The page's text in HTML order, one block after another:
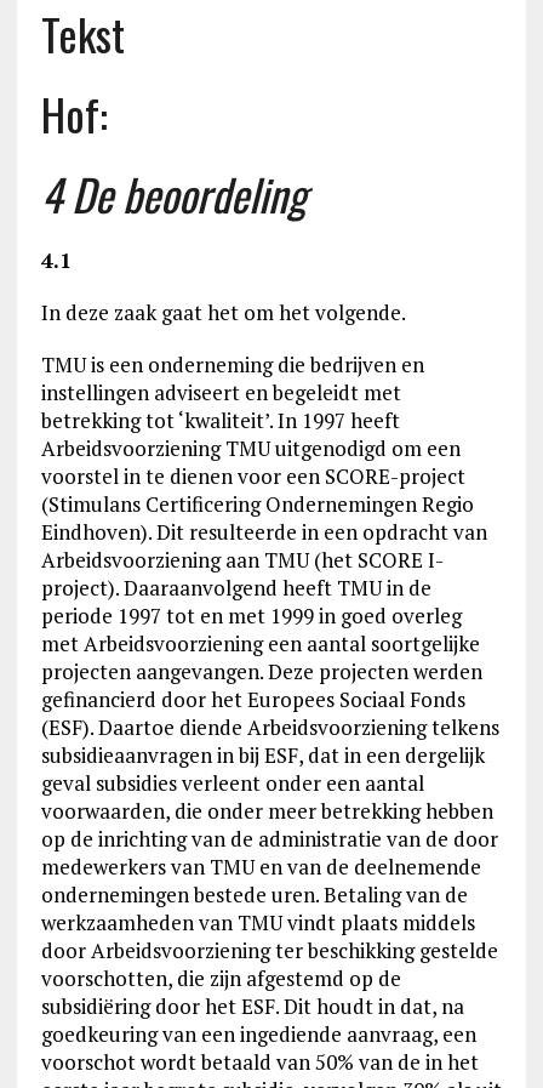
Tekst
Hof:
4 De beoordeling
4.1
In deze zaak gaat het om het volgende.
TMU is een onderneming die bedrijven en
instellingen adviseert en begeleidt met
betrekking tot ‘kwaliteit’. In 1997 heeft
Arbeidsvoorziening TMU uitgenodigd om een
voorstel in te dienen voor een SCORE-project
(Stimulans Certificering Ondernemingen Regio
Eindhoven). Dit resulteerde in een opdracht van
Arbeidsvoorziening aan TMU (het SCORE I-
project). Daaraanvolgend heeft TMU in de
periode 1997 tot en met 1999 in goed overleg
met Arbeidsvoorziening een aantal soortgelijke
projecten aangevangen. Deze projecten werden
gefinancierd door het Europees Sociaal Fonds
(ESF). Daartoe diende Arbeidsvoorziening telkens
subsidieaanvragen in bij ESF, dat in een dergelijk
geval subsidies verleent onder een aantal
voorwaarden, die onder meer betrekking hebben
op de inrichting van de administratie van de door
medewerkers van TMU en van de deelnemende
ondernemingen bestede uren. Betaling van de
werkzaamheden van TMU vindt plaats middels
door Arbeidsvoorziening ter beschikking gestelde
voorschotten, die zijn afgestemd op de
subsidiëring door het ESF. Dit houdt in dat, na
goedkeuring van een ingediende aanvraag, een
voorschot wordt betaald van 50% van de in het